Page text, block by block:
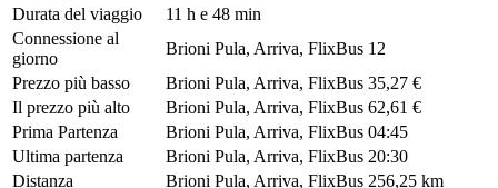
Durata del viaggio
11 h e 48 min
Connessione al
giorno
Brioni Pula, Arriva, FlixBus 12
Prezzo più basso
Brioni Pula, Arriva, FlixBus 35,27 €
Il prezzo più alto
Brioni Pula, Arriva, FlixBus 62,61 €
Prima Partenza
Brioni Pula, Arriva, FlixBus 04:45
Ultima partenza
Brioni Pula, Arriva, FlixBus 20:30
Distanza
Brioni Pula, Arriva, FlixBus 256,25 km